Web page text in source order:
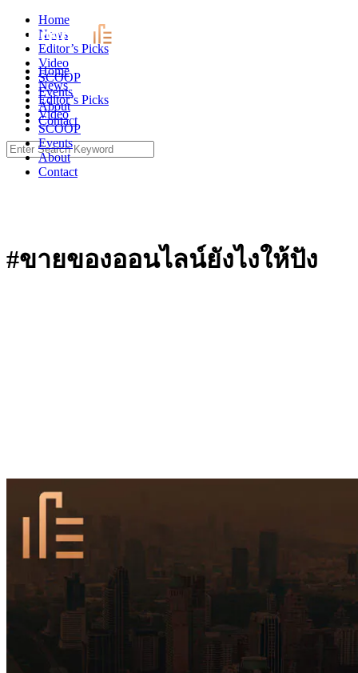
Skip
content
Home
News
Editor’s Picks
Video
SCOOP
Events
About
Contact
Home
News
Editor’s Picks
Video
SCOOP
Events
About
Contact
Search
for:
#ขายของออนไลน์ยังไงให้ปัง